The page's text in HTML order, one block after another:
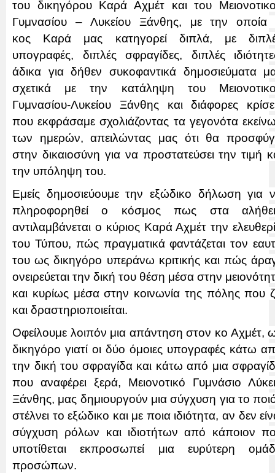
του δικηγόρου Καρά Αχμέτ και του
Γυμνασίου – Λυκείου Ξάνθης, με την οποία
κος Καρά μας κατηγορεί διπλά, με
υπογραφές, διπλές σφραγίδες, διπλές
άδικα για δήθεν συκοφαντικά δημοσιεύματα
σχετικά με την κατάληψη του
Γυμνασίου-Λυκείου Ξάνθης και διάφορες
που εκφράσαμε σχολιάζοντας τα γεγονότα
των ημερών, απειλώντας μας ότι θα
στην δικαιοσύνη για να προστατεύσει την τιμή
την υπόληψη του.
Εμείς δημοσιεύουμε την εξώδικο δήλωση για
πληροφορηθεί ο κόσμος πως στα
αντιλαμβάνεται ο κύριος Καρά Αχμέτ την
του Τύπου, πώς πραγματικά φαντάζεται τον
του ως δικηγόρο υπεράνω κριτικής και πώς
ονειρεύεται την δική του θέση μέσα στην
και κυρίως μέσα στην κοινωνία της πόλης που
και δραστηριοποιείται.
Οφείλουμε λοιπόν μια απάντηση στον κο Αχμέτ,
δικηγόρο γιατί οι δύο όμοιες υπογραφές κάτω
την δική του σφραγίδα και κάτω από μια
που αναφέρει ξερά, Μειονοτικό Γυμνάσιο
Ξάνθης, μας δημιουργούν μια σύγχυση για το
στέλνει το εξώδικο και με ποια ιδιότητα, αν δεν
σύγχυση ρόλων και ιδιοτήτων από κάποιον
υποτίθεται εκπροσωπεί μια ευρύτερη
προσώπων.